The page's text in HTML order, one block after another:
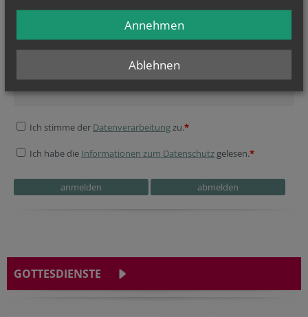
Sie haben ein Anliegen oder möchten uns kontaktieren?Wir sind für
NEWSLETTER
Ich stimme der Datenverarbeitungzu.*
Ich habe die Informationen zum Datenschutz gelesen.*
GOTTESDIENSTE
Ablehnen
Annehmen